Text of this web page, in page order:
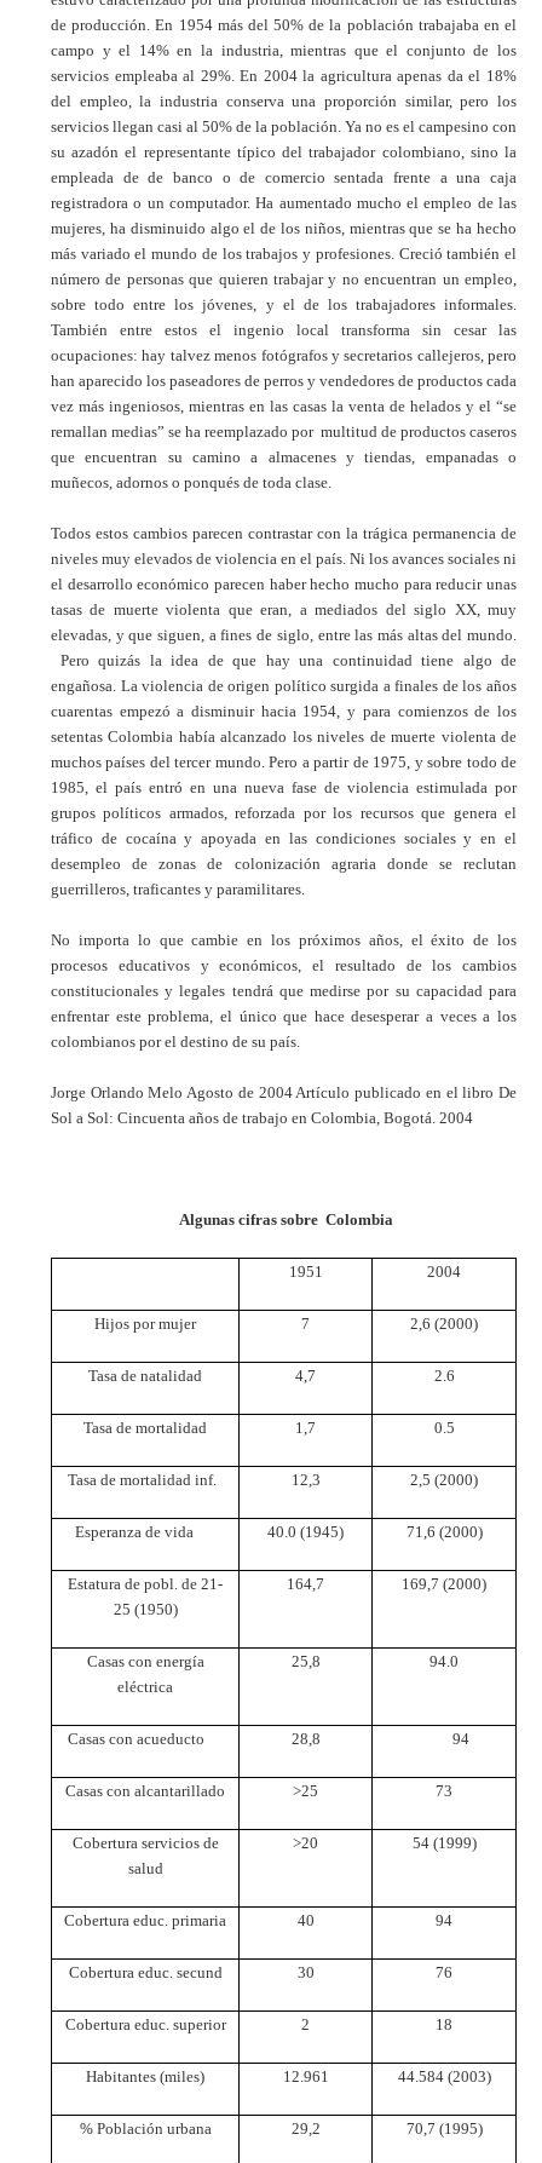
de producción. En 1954 más del 50% de la población trabajaba en el
campo y el 14% en la industria, mientras que el conjunto de los
servicios empleaba al 29%. En 2004 la agricultura apenas da el 18%
del empleo, la industria conserva una proporción similar, pero los
servicios llegan casi al 50% de la población. Ya no es el campesino con
su azadón el representante típico del trabajador colombiano, sino la
empleada de de banco o de comercio sentada frente a una caja
registradora o un computador. Ha aumentado mucho el empleo de las
mujeres, ha disminuido algo el de los niños, mientras que se ha hecho
más variado el mundo de los trabajos y profesiones. Creció también el
número de personas que quieren trabajar y no encuentran un empleo,
sobre todo entre los jóvenes, y el de los trabajadores informales.
También entre estos el ingenio local transforma sin cesar las
ocupaciones: hay talvez menos fotógrafos y secretarios callejeros, pero
han aparecido los paseadores de perros y vendedores de productos cada
vez más ingeniosos, mientras en las casas la venta de helados y el “se
remallan medias” se ha reemplazado por multitud de productos caseros
que encuentran su camino a almacenes y tiendas, empanadas o
muñecos, adornos o ponqués de toda clase.
Todos estos cambios parecen contrastar con la trágica permanencia de
niveles muy elevados de violencia en el país. Ni los avances sociales ni
el desarrollo económico parecen haber hecho mucho para reducir unas
tasas de muerte violenta que eran, a mediados del siglo XX, muy
elevadas, y que siguen, a fines de siglo, entre las más altas del mundo.
Pero quizás la idea de que hay una continuidad tiene algo de
engañosa. La violencia de origen político surgida a finales de los años
cuarentas empezó a disminuir hacia 1954, y para comienzos de los
setentas Colombia había alcanzado los niveles de muerte violenta de
muchos países del tercer mundo. Pero a partir de 1975, y sobre todo de
1985, el país entró en una nueva fase de violencia estimulada por
grupos políticos armados, reforzada por los recursos que genera el
tráfico de cocaína y apoyada en las condiciones sociales y en el
desempleo de zonas de colonización agraria donde se reclutan
guerrilleros, traficantes y paramilitares.
No importa lo que cambie en los próximos años, el éxito de los
procesos educativos y económicos, el resultado de los cambios
constitucionales y legales tendrá que medirse por su capacidad para
enfrentar este problema, el único que hace desesperar a veces a los
colombianos por el destino de su país.
Jorge Orlando Melo Agosto de 2004 Artículo publicado en el libro De
Sol a Sol: Cincuenta años de trabajo en Colombia, Bogotá. 2004
Algunas cifras sobre Colombia
1951 2004
Hijos por mujer 7 2,6 (2000)
Tasa de natalidad 4,7 2.6
Tasa de mortalidad 1,7 0.5
Tasa de mortalidad inf. 12,3 2,5 (2000)
Esperanza de vida 40.0 (1945) 71,6 (2000)
Estatura de pobl. de 21-
25 (1950)
164,7 169,7 (2000)
Casas con energía
eléctrica
25,8 94.0
Casas con acueducto 28,8 94
Casas con alcantarillado >25 73
Cobertura servicios de
salud
>20 54 (1999)
Cobertura educ. primaria 40 94
Cobertura educ. secund 30 76
Cobertura educ. superior 2 18
Habitantes (miles) 12.961 44.584 (2003)
% Población urbana 29,2 70,7 (1995)